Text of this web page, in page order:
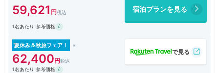
59,621 宿泊プランを見る
1名あたり 参考価格
夏休み＆秋旅フェア！
62,400
1名あたり 参考価格